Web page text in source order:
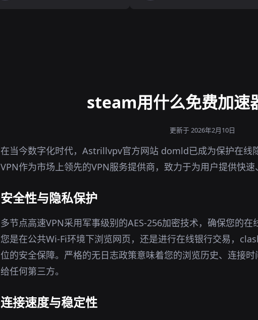
steam用什么免费加速
更新于 2026年2月10日
在当今数字化时代，Astrillvpv官方网站 domld已成为保护在线
VPN作为市场上领先的VPN服务提供商，致力于为用户提供快速
安全性与隐私保护
多节点高速VPN采用军事级别的AES-256加密技术，确保您的
您是在公共Wi-Fi环境下浏览网页，还是进行在线银行交易，
位的安全保障。严格的无日志政策意味着您的浏览历史、连接
给任何第三方。
连接速度与稳定性